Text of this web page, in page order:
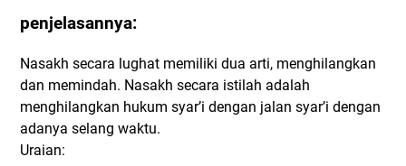
penjelasannya:
Nasakh secara lughat memiliki dua arti, menghilangkan
dan memindah. Nasakh secara istilah adalah
menghilangkan hukum syar’i dengan jalan syar’i dengan
adanya selang waktu.
Uraian: